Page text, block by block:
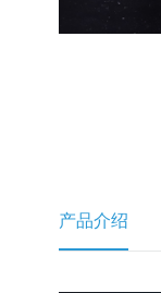
产品介绍